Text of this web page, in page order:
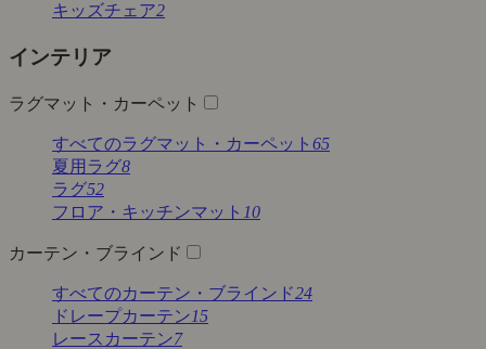
キッズチェア2
インテリア
ラグマット・カーペット
すべてのラグマット・カーペット 65
夏用ラグ8
ラグ52
フロア・キッチンマット 10
カーテン・ブラインド
すべてのカーテン・ブラインド24
ドレープカーテン15
レースカーテン7